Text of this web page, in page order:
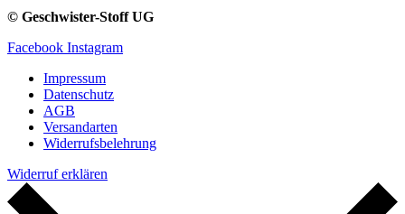
© Geschwister-Stoff UG
Facebook Instagram
Impressum
Datenschutz
AGB
Versandarten
Widerrufsbelehrung
Widerruf erklären